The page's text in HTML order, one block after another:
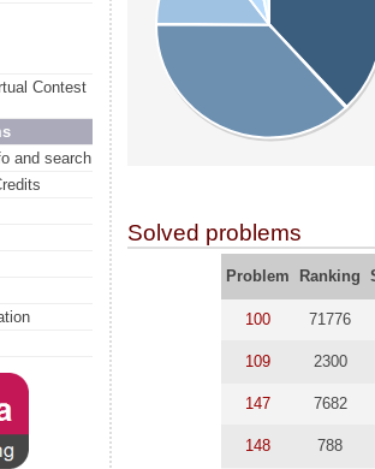
Contest
and search
Solved problems
Problem Ranking
100 71776
109 2300
147 7682
148 788